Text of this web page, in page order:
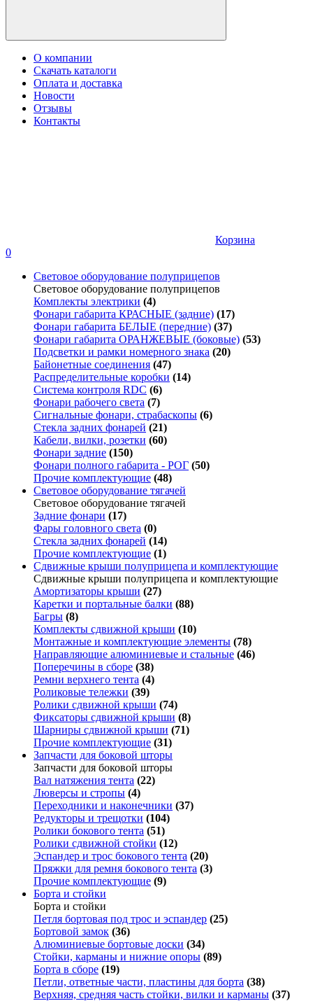
О компании
Скачать каталоги
Оплата и доставка
Новости
Отзывы
Контакты
Корзина
0
Световое оборудование полуприцепов
Световое оборудование полуприцепов
Комплекты электрики (4)
Фонари габарита КРАСНЫЕ (задние) (17)
Фонари габарита БЕЛЫЕ (передние) (37)
Фонари габарита ОРАНЖЕВЫЕ (боковые) (53)
Подсветки и рамки номерного знака (20)
Байонетные соединения (47)
Распределительные коробки (14)
Система контроля RDC (6)
Фонари рабочего света (7)
Сигнальные фонари, страбаскопы (6)
Стекла задних фонарей (21)
Кабели, вилки, розетки (60)
Фонари задние (150)
Фонари полного габарита - РОГ (50)
Прочие комплектующие (48)
Световое оборудование тягачей
Световое оборудование тягачей
Задние фонари (17)
Фары головного света (0)
Стекла задних фонарей (14)
Прочие комплектующие (1)
Сдвижные крыши полуприцепа и комплектующие
Сдвижные крыши полуприцепа и комплектующие
Амортизаторы крыши (27)
Каретки и портальные балки (88)
Багры (8)
Комплекты сдвижной крыши (10)
Монтажные и комплектующие элементы (78)
Направляющие алюминиевые и стальные (46)
Поперечины в сборе (38)
Ремни верхнего тента (4)
Роликовые тележки (39)
Ролики сдвижной крыши (74)
Фиксаторы сдвижной крыши (8)
Шарниры сдвижной крыши (71)
Прочие комплектующие (31)
Запчасти для боковой шторы
Запчасти для боковой шторы
Вал натяжения тента (22)
Люверсы и стропы (4)
Переходники и наконечники (37)
Редукторы и трещотки (104)
Ролики бокового тента (51)
Ролики сдвижной стойки (12)
Эспандер и трос бокового тента (20)
Пряжки для ремня бокового тента (3)
Прочие комплектующие (9)
Борта и стойки
Борта и стойки
Петля бортовая под трос и эспандер (25)
Бортовой замок (36)
Алюминиевые бортовые доски (34)
Стойки, карманы и нижние опоры (89)
Борта в сборе (19)
Петли, ответные части, пластины для борта (38)
Верхняя, средняя часть стойки, вилки и карманы (37)